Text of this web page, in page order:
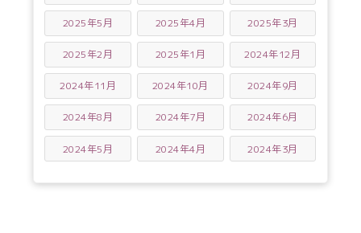
2025年5月 2025年4月 2025年3月
2025年2月 2025年1月 2024年12月
2024年11月 2024年10月 2024年9月
2024年8月 2024年7月 2024年6月
2024年5月 2024年4月 2024年3月